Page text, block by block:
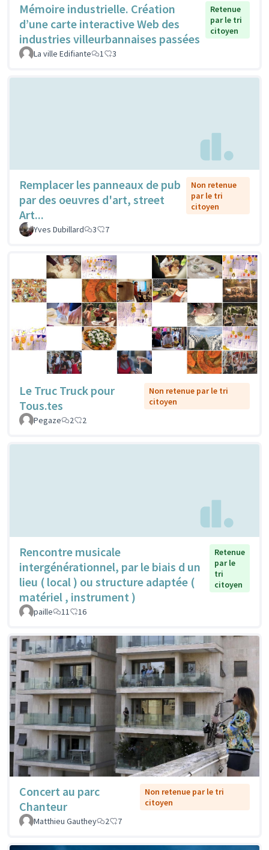
Mémoire industrielle. Création
d’une carte interactive Web des
industries villeurbannaises passées
Retenue
par le tri
citoyen
La ville Edifiante 1 3
Remplacer les panneaux de pub
par des oeuvres d'art, street
Art...
Non retenue
par le tri
citoyen
Yves Dubillard 3 7
Le Truc Truck pour
Tous.tes
Non retenue par le tri
citoyen
Pegaze
2 2
Rencontre musicale
intergénérationnel, par le biais d un
lieu ( local ) ou structure adaptée (
matériel , instrument )
Retenue
par le
tri
citoyen
paille 11 16
Concert au parc
Chanteur
Non retenue par le tri
citoyen
Matthieu Gauthey
2 7